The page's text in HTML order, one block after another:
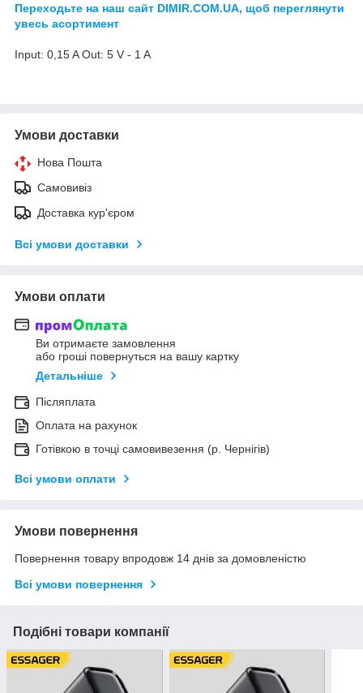
Переходьте на наш сайт DIMIR.COM.UA, щоб переглянути
увесь асортимент
Input: 0,15 A Out: 5 V - 1 A
Умови доставки
Нова Пошта
Самовивіз
Доставка кур'єром
Всі умови доставки
Умови оплати
Ви отримаєте замовлення
або гроші повернуться на вашу картку
Детальніше
Післяплата
Оплата на рахунок
Готівкою в точці самовивезення (р. Чернігів)
Всі умови оплати
Умови повернення
Повернення товару впродовж 14 днів за домовленістю
Всі умови повернення
Подібні товари компанії